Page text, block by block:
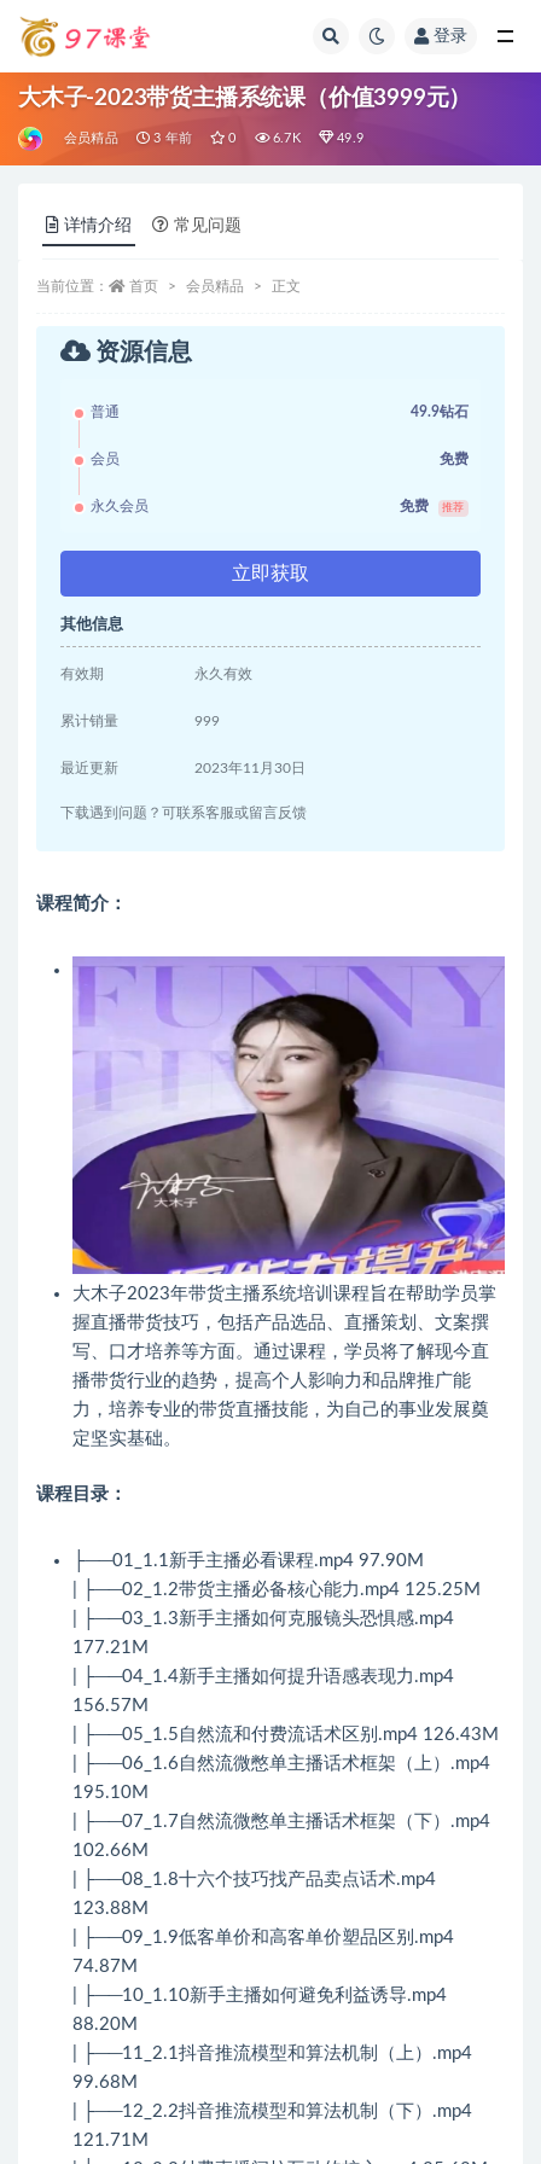
登录
大木子-2023带货主播系统课（价值3999元）
会员精品 3 年前 0 6.7K 49.9
详情介绍 常见问题
当前位置： 首页 会员精品 正文
资源信息
普通 49.9钻石
会员 免费
永久会员 免费 推荐
立即获取
其他信息
有效期 永久有效
累计销量 999
最近更新 2023年11月30日
下载遇到问题？可联系客服或留言反馈
课程简介：
大木子2023年带货主播系统培训课程旨在帮助学员掌
握直播带货技巧，包括产品选品、直播策划、文案撰
写、口才培养等方面。通过课程，学员将了解现今直
播带货行业的趋势，提高个人影响力和品牌推广能
力，培养专业的带货直播技能，为自己的事业发展奠
定坚实基础。
课程目录：
├──01_1.1新手主播必看课程.mp4 97.90M
| ├──02_1.2带货主播必备核心能力.mp4 125.25M
| ├──03_1.3新手主播如何克服镜头恐惧感.mp4
177.21M
| ├──04_1.4新手主播如何提升语感表现力.mp4
156.57M
| ├──05_1.5自然流和付费流话术区别.mp4 126.43M
| ├──06_1.6自然流微憋单主播话术框架（上）.mp4
195.10M
| ├──07_1.7自然流微憋单主播话术框架（下）.mp4
102.66M
| ├──08_1.8十六个技巧找产品卖点话术.mp4
123.88M
| ├──09_1.9低客单价和高客单价塑品区别.mp4
74.87M
| ├──10_1.10新手主播如何避免利益诱导.mp4
88.20M
| ├──11_2.1抖音推流模型和算法机制（上）.mp4
99.68M
| ├──12_2.2抖音推流模型和算法机制（下）.mp4
121.71M